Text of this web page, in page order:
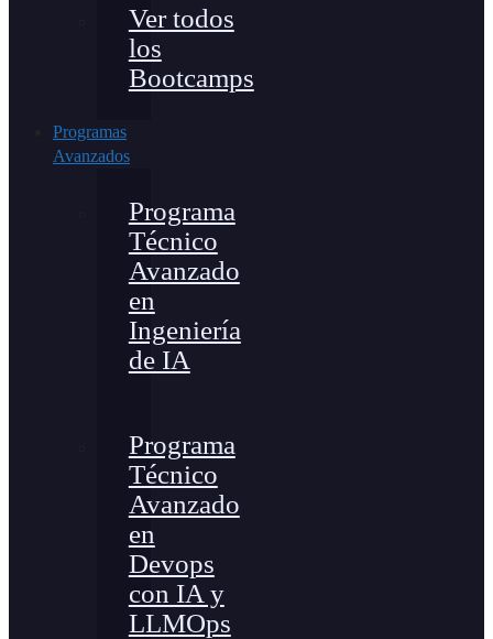
Ver todos
los
Bootcamps
Programas
Avanzados
Programa
Técnico
Avanzado
en
Ingeniería
de IA
Programa
Técnico
Avanzado
en
Devops
con IA y
LLMOps